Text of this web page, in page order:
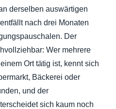
derselben auswärtigen
nach drei Monaten
Der
Wer mehrere
Ort tätig ist, kennt sich
Bäckerei oder
und der
sich kaum noch